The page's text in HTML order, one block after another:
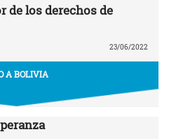
de los derechos de
23/06/2022
A BOLIVIA